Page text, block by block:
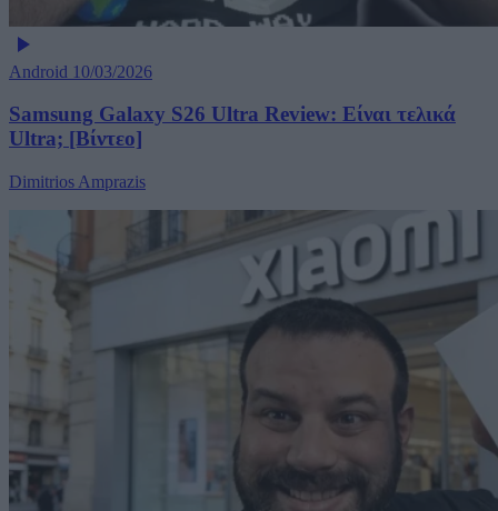
Android 10/03/2026
Samsung Galaxy S26 Ultra Review: Είναι τελικά
Ultra; [Βίντεο]
Dimitrios Amprazis